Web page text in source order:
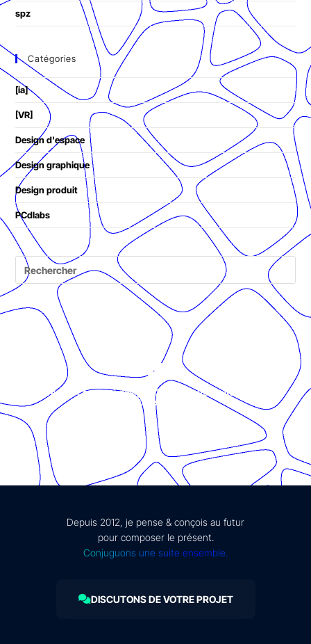
spz
Catégories
[ia]
[VR]
Design d'espace
Design graphique
Design produit
PCdlabs
© Présent Composé design - 2024 - Tous droits réservés -
mentions légales
Depuis 2012, je pense & conçois au futur
pour composer le présent.
Conjuguons une suite ensemble.
DISCUTONS DE VOTRE PROJET